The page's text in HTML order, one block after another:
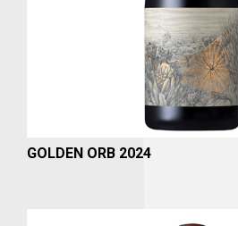
GOLDEN ORB 2024